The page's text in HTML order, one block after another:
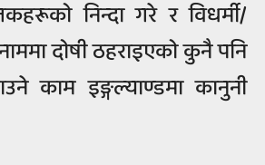
निन्दा गरे र विधर्मी/
दोषी ठहराइएको कुनै पनि
काम इङ्गल्याण्डमा कानुनी